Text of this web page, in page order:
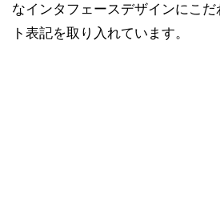
なインタフェースデザインにこ
ト表記を取り入れています。